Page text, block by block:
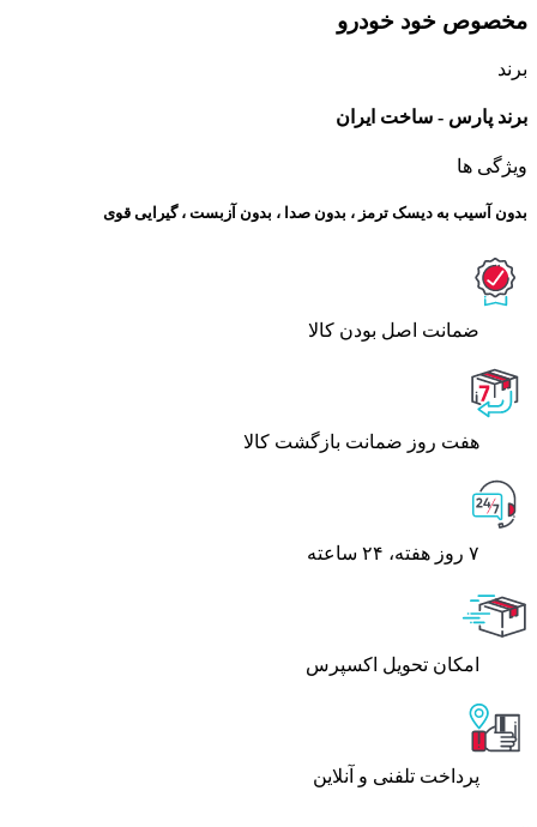
مخصوص خود خودرو
برند
برند پارس - ساخت ایران
ویژگی ها
بدون آسیب به دیسک ترمز ، بدون صدا ، بدون آزبست ، گیرایی قوی​
ﺿﻤﺎﻧﺖ اﺻﻞ ﺑﻮدن ﮐﺎﻟﺎ
هفت روز ضمانت بازگشت کالا
۷ روز ﻫﻔﺘﻪ، ۲۴ ﺳﺎﻋﺘﻪ
اﻣﮑﺎن ﺗﺤﻮﯾﻞ اﮐﺴﭙﺮس
پرداخت تلفنی و آنلاین